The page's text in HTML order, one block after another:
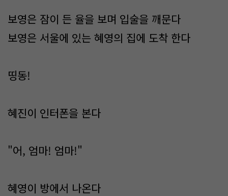
보영은 잠이 든 율을 보며 입술을 깨문다
보영은 서울에 있는 혜영의 집에 도착 한다
띵동!
혜진이 인터폰을 본다
"어, 엄마! 엄마!"
혜영이 방에서 나온다